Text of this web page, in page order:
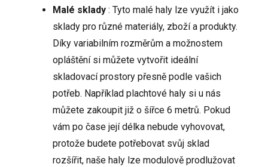
Malé sklady : Tyto malé haly lze využít i jako
sklady pro různé materiály, zboží a produkty.
Díky variabilním rozměrům a možnostem
opláštění si můžete vytvořit ideální
skladovací prostory přesně podle vašich
potřeb. Například plachtové haly si u nás
můžete zakoupit již o šířce 6 metrů. Pokud
vám po čase její délka nebude vyhovovat,
protože budete potřebovat svůj sklad
rozšířit, naše haly lze modulově prodlužovat